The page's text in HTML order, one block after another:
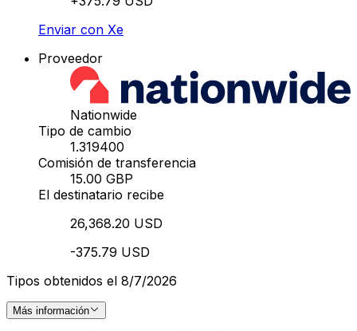
Enviar con Xe
Proveedor
Nationwide
Tipo de cambio
1.319400
Comisión de transferencia
15.00 GBP
El destinatario recibe
26,368.20 USD
-375.79 USD
Tipos obtenidos el 8/7/2026
Más información